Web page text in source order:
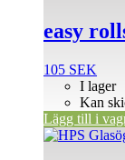
easy
105 SEK
I lager
Kan
Lägg till i